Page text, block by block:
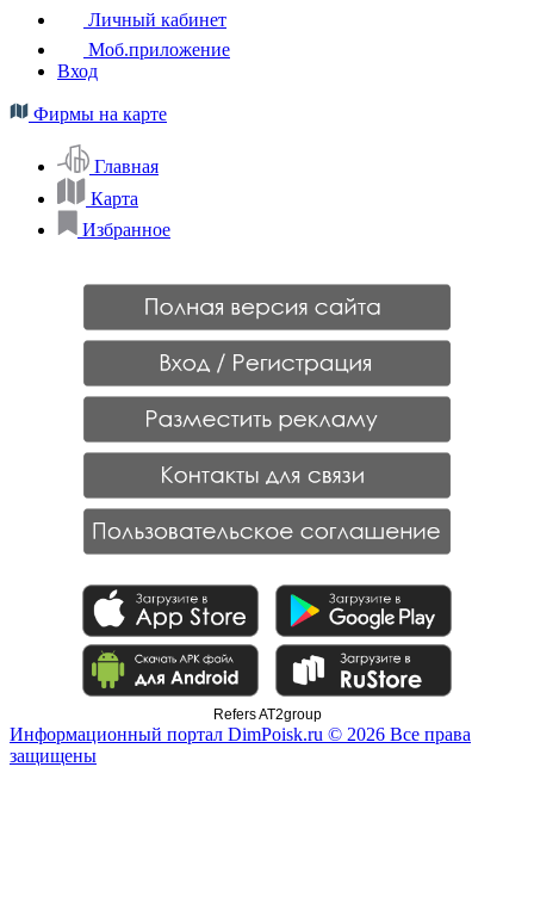
Личный кабинет
Моб.приложение
Вход
Фирмы на карте
Главная
Карта
Избранное
Refers AT2group
Информационный портал DimPoisk.ru © 2026 Все права
защищены